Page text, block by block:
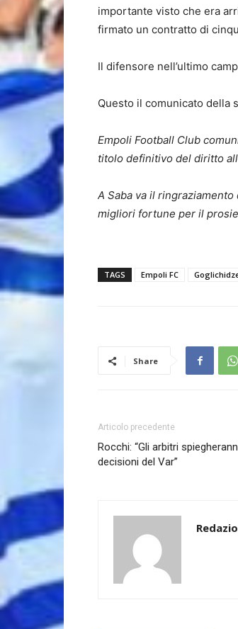
importante visto che era
firmato un contratto di
Il difensore nell’ultimo
Questo il comunicato della
Empoli Football Club
titolo definitivo del diritto
A Saba va il
migliori fortune per il
TAGS Empoli FC
Share
Articolo precedente
Rocchi: “Gli arbitri
decisioni del Var”